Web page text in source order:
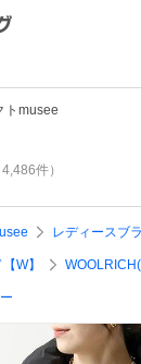
トmusee
4,486件）
レディースブ
W】